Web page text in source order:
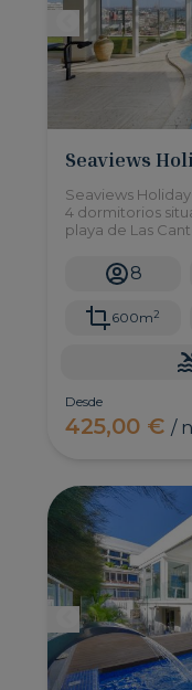
Seaviews
Seaviews
4 dormitorios
playa de Las
8
600m2
Desde
425,00 €/